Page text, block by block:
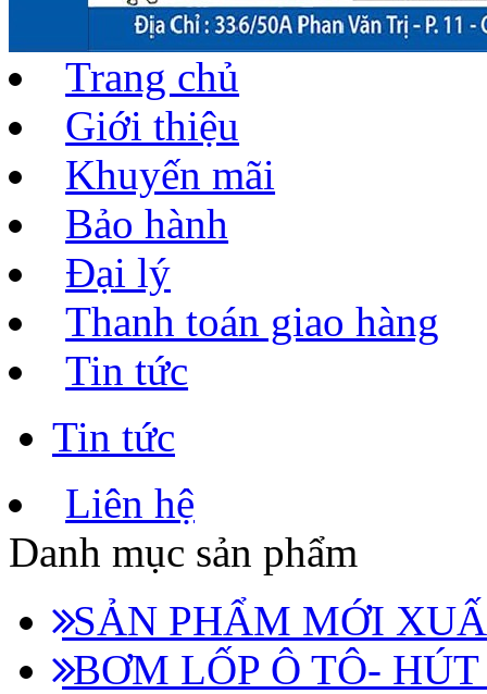
Trang chủ
Giới thiệu
Khuyến mãi
Bảo hành
Đại lý
Thanh toán giao hàng
Tin tức
Tin tức
Liên hệ
Danh mục sản phẩm
SẢN PHẨM MỚI
BƠM LỐP Ô TÔ-